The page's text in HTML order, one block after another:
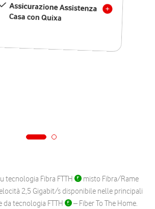
Assicurazione Assistenza
Casa con Quixa
tecnologia Fibra FTTH
misto Fibra/Rame
2,5 Gigabit/s disponibile nelle principali
tecnologia FTTH
– Fiber To The Home.